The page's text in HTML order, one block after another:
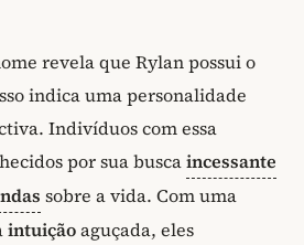
revela que Rylan possui o
indica uma personalidade
Indivíduos com essa
por sua buscaincessante
sobre a vida. Com uma
intuiçãoaguçada, eles